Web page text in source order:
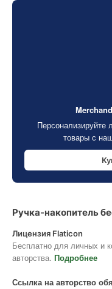
товары с
Ручка-накопитель
Лицензия Flaticon
Бесплатно для личных и
авторства. Подробнее
Ссылка на авторство